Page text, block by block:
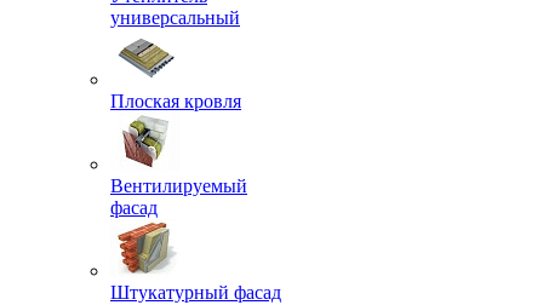
универсальный
Плоская кровля
Вентилируемый
фасад
Штукатурный фасад